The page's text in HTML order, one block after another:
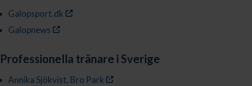
Galopsport.dk
Galopnews
Professionella tränare i Sverige
Annika Sjökvist, Bro Park